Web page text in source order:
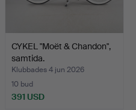
CYKEL "Moët & Chandon",
samtida.
Klubbades 4 jun 2026
10 bud
391 USD